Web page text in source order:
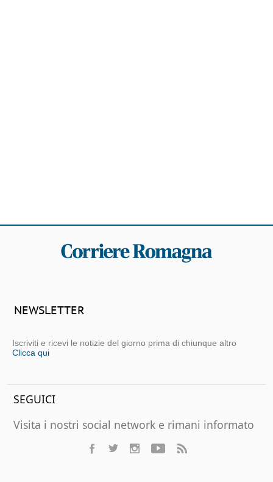
NEWSLETTER
Iscriviti e ricevi le notizie del giorno prima di chiunque altro
Clicca qui
SEGUICI
Visita i nostri social network e rimani informato